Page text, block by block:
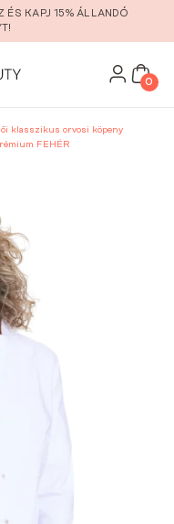
KAPJ 15% ÁLLANDÓ
0
klasszikus orvosi köpeny
FEHÉR